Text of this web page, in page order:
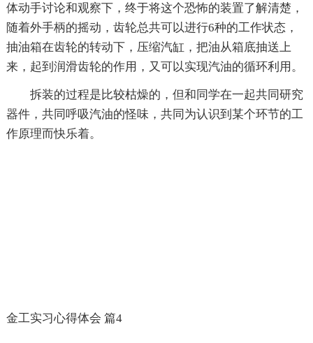
体动手讨论和观察下，终于将这个恐怖的装置了解清楚，
随着外手柄的摇动，齿轮总共可以进行6种的工作状态，
抽油箱在齿轮的转动下，压缩汽缸，把油从箱底抽送上
来，起到润滑齿轮的作用，又可以实现汽油的循环利用。
拆装的过程是比较枯燥的，但和同学在一起共同研究
器件，共同呼吸汽油的怪味，共同为认识到某个环节的工
作原理而快乐着。
金工实习心得体会 篇4